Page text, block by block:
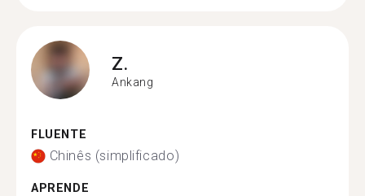
Z.
Ankang
FLUENTE
Chinês (simplificado)
APRENDE